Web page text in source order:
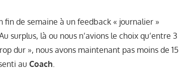
fin de semaine à un feedback « journalier »
surplus, là ou nous n’avions le choix qu’entre 3
dur », nous avons maintenant pas moins de 15
auCoach